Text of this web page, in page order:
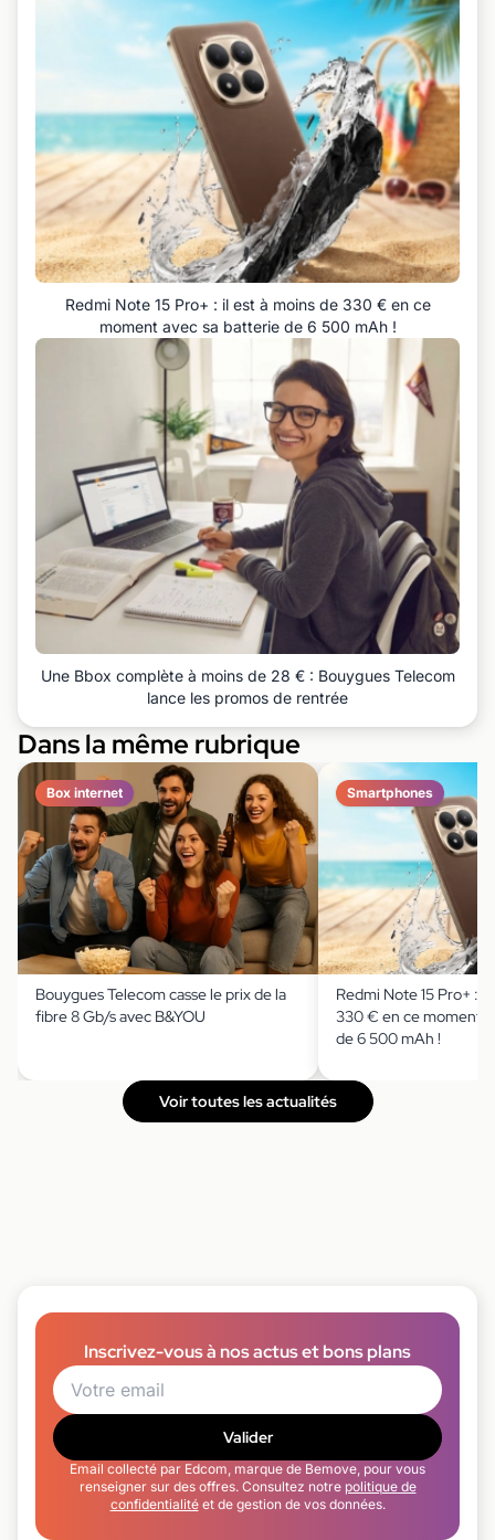
Redmi Note 15 Pro+ : il est à moins de 330 € en ce
moment avec sa batterie de 6 500 mAh !
Une Bbox complète à moins de 28 € : Bouygues Telecom
lance les promos de rentrée
Dans la même rubrique
Box internet
Bouygues Telecom casse le prix de la
fibre 8 Gb/s avec B&YOU
Smartphones
Redmi Note 15 Pro+ : il
330 € en ce moment
de 6 500 mAh !
Voir toutes les actualités
Inscrivez-vous à nos actus et bons plans
Valider
Email collecté par Edcom, marque de Bemove, pour vous
renseigner sur des offres. Consultez notre politique de
confidentialitéet de gestion de vos données.